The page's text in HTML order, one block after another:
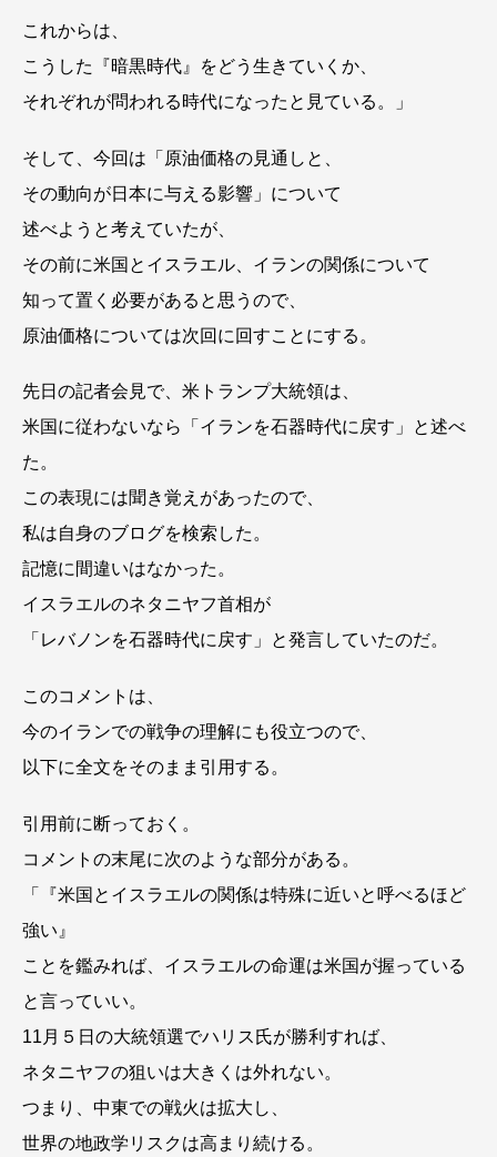
これからは、
こうした『暗黒時代』をどう生きていくか、
それぞれが問われる時代になったと見ている。」
そして、今回は「原油価格の見通しと、
その動向が日本に与える影響」について
述べようと考えていたが、
その前に米国とイスラエル、イランの関係について
知って置く必要があると思うので、
原油価格については次回に回すことにする。
先日の記者会見で、米トランプ大統領は、
米国に従わないなら「イランを石器時代に戻す」と述べ
た。
この表現には聞き覚えがあったので、
私は自身のブログを検索した。
記憶に間違いはなかった。
イスラエルのネタニヤフ首相が
「レバノンを石器時代に戻す」と発言していたのだ。
このコメントは、
今のイランでの戦争の理解にも役立つので、
以下に全文をそのまま引用する。
引用前に断っておく。
コメントの末尾に次のような部分がある。
「『米国とイスラエルの関係は特殊に近いと呼べるほど
強い』
ことを鑑みれば、イスラエルの命運は米国が握っている
と言っていい。
11月５日の大統領選でハリス氏が勝利すれば、
ネタニヤフの狙いは大きくは外れない。
つまり、中東での戦火は拡大し、
世界の地政学リスクは高まり続ける。